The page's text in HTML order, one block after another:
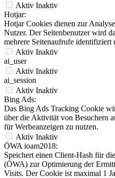
Aktiv Inaktiv
Hotjar:
Hotjar Cookies dienen zur
Nutzer. Der Seitenbenutzer wird
mehrere Seitenaufrufe identifiziert
Aktiv Inaktiv
ai_user
Aktiv Inaktiv
ai_session
Aktiv Inaktiv
Bing Ads:
Das Bing Ads Tracking Cookie
über die Aktivität von Besuchern
für Werbeanzeigen zu nutzen.
Aktiv Inaktiv
ÖWA ioam2018:
Speichert einen Client-Hash für
(ÖWA) zur Optimierung der
Visits. Der Cookie ist maximal 1